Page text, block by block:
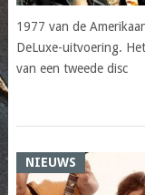
1977 van de
DeLuxe-uitvoering.
van een tweede disc
NIEUWS